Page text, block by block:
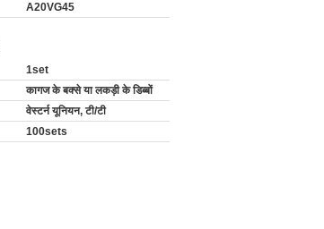
A20VG45
1set
कागज के बक्से या लकड़ी के डिब्बों
वेस्टर्न यूनियन, टी/टी
100sets